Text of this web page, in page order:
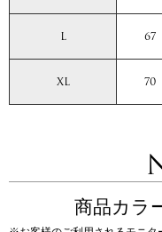
L 67
XL 70
商品カラ